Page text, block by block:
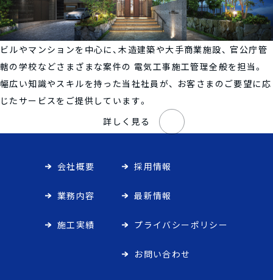
ビルやマンションを中心に、木造建築や大手商業施設、 官公庁管
轄の学校などさまざまな案件の 電気工事施工管理全般を担当。
幅広い知識やスキルを持った当社社員が、 お客さまのご要望に応
じたサービスをご提供しています。
詳しく見る
会社概要
業務内容
施工実績
採用情報
最新情報
プライバシーポリシー
お問い合わせ